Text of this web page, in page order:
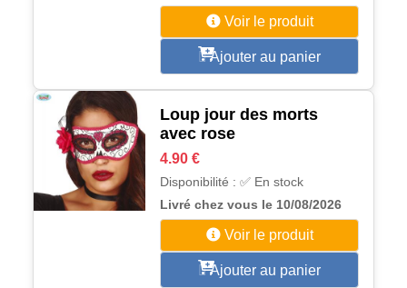
Voir le produit
Ajouter au panier
Loup jour des morts
avec rose
4.90 €
Disponibilité : ✅ En stock
Livré chez vous le 10/08/2026
Voir le produit
Ajouter au panier